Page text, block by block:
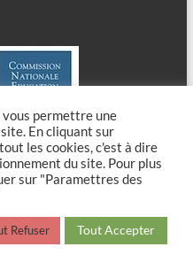
en Brie. All rights reserved. Theme
by: WordPress.
vous permettre une
En cliquant sur
les cookies, c'est à dire
du site. Pour plus
sur "Paramettres des
Refuser Tout Accepter